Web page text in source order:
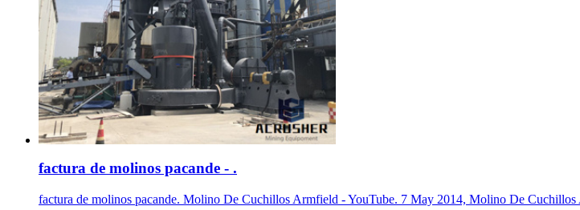
factura de molinos pacande - .
factura de molinos pacande. Molino De Cuchillos Armfield - YouTube. 7 May 2014, Molino De